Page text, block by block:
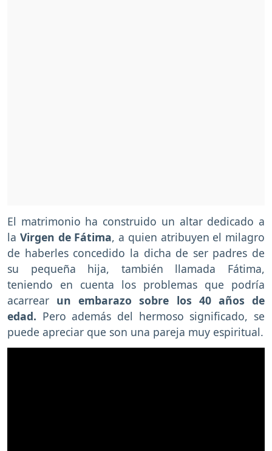
El matrimonio ha construido un altar dedicado a
la Virgen de Fátima, a quien atribuyen el milagro
de haberles concedido la dicha de ser padres de
su pequeña hija, también llamada Fátima,
teniendo en cuenta los problemas que podría
acarrear un embarazo sobre los 40 años de
edad. Pero además del hermoso significado, se
puede apreciar que son una pareja muy espiritual.